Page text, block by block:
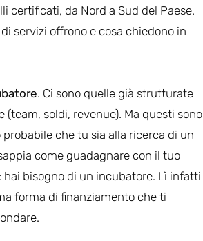
certificati, da Nord a Sud del Paese.
servizi offrono e cosa chiedono in
. Ci sono quelle già strutturate
soldi, revenue). Ma questi sono
che tu sia alla ricerca di un
come guadagnare con il tuo
hai bisogno di un incubatore. Lì infatti
forma di finanziamento che ti